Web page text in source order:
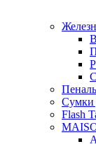
Сумки
Flash